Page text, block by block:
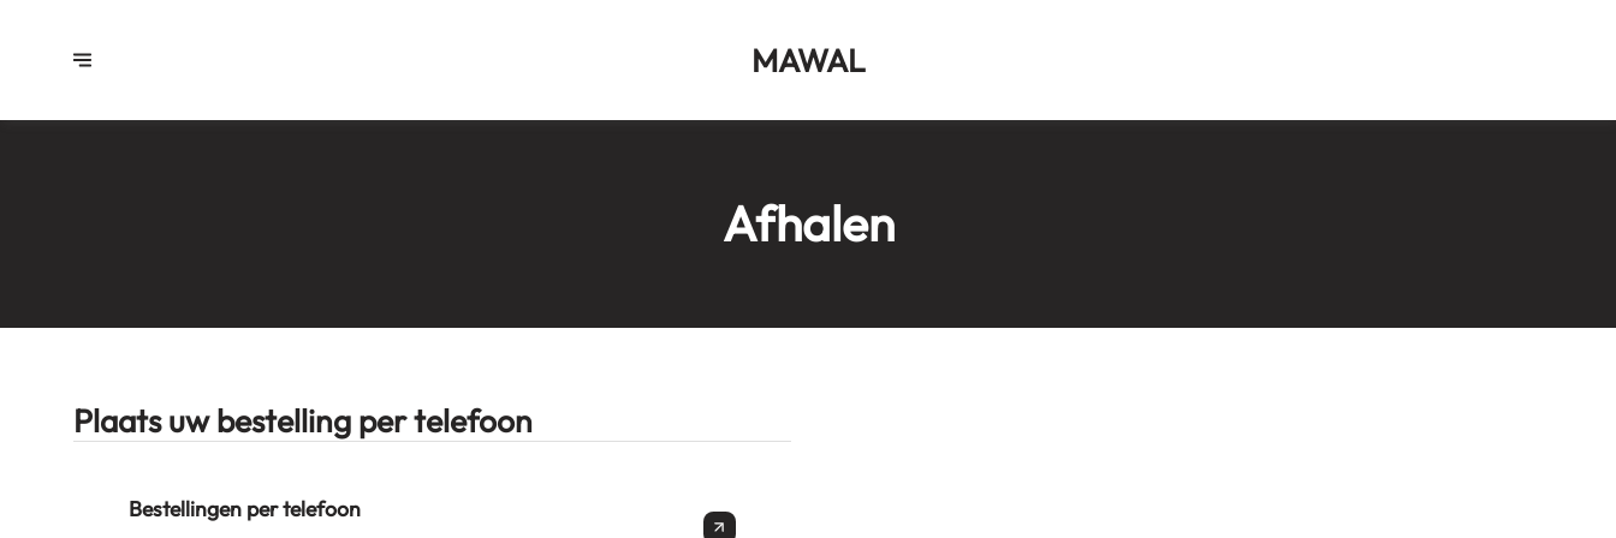
MAWAL
Afhalen
Plaats uw bestelling per telefoon
Bestellingen per telefoon